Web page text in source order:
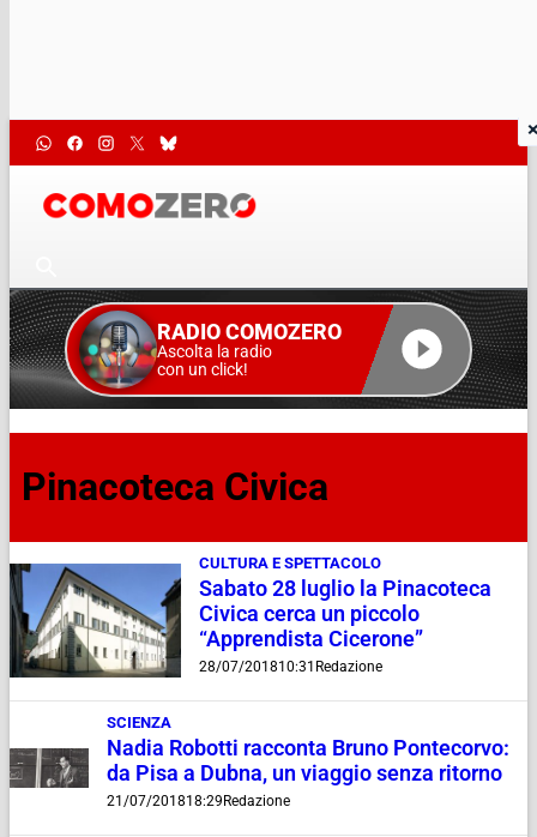
RADIO COMOZERO
Ascolta la radio
con un click!
Pinacoteca Civica
CULTURA E SPETTACOLO
Sabato 28 luglio la Pinacoteca
Civica cerca un piccolo
“Apprendista Cicerone”
28/07/201810:31 Redazione
SCIENZA
Nadia Robotti racconta Bruno Pontecorvo:
da Pisa a Dubna, un viaggio senza ritorno
21/07/201818:29Redazione